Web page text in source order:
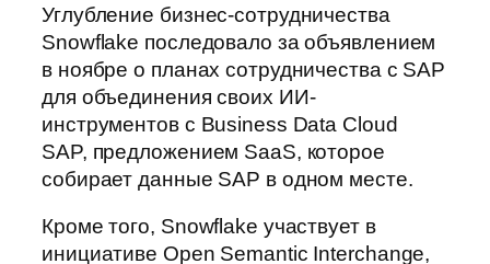
Углубление бизнес-сотрудничества
Snowflake последовало за объявлением
в ноябре о планах сотрудничества с SAP
для объединения своих ИИ-
инструментов с Business Data Cloud
SAP, предложением SaaS, которое
собирает данные SAP в одном месте.
Кроме того, Snowflake участвует в
инициативе Open Semantic Interchange,